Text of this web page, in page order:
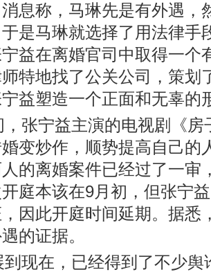
息称，马琳先是有外遇，
是马琳就选择了用法律手
益在离婚官司中取得一个
特地找了公关公司，策划
益塑造一个正面和无辜的
，张宁益主演的电视剧《
变炒作，顺势提高自己的
的离婚案件已经过了一审
庭本该在9月初，但张宁
因此开庭时间延期。据悉
的证据。
到现在，已经得到了不少